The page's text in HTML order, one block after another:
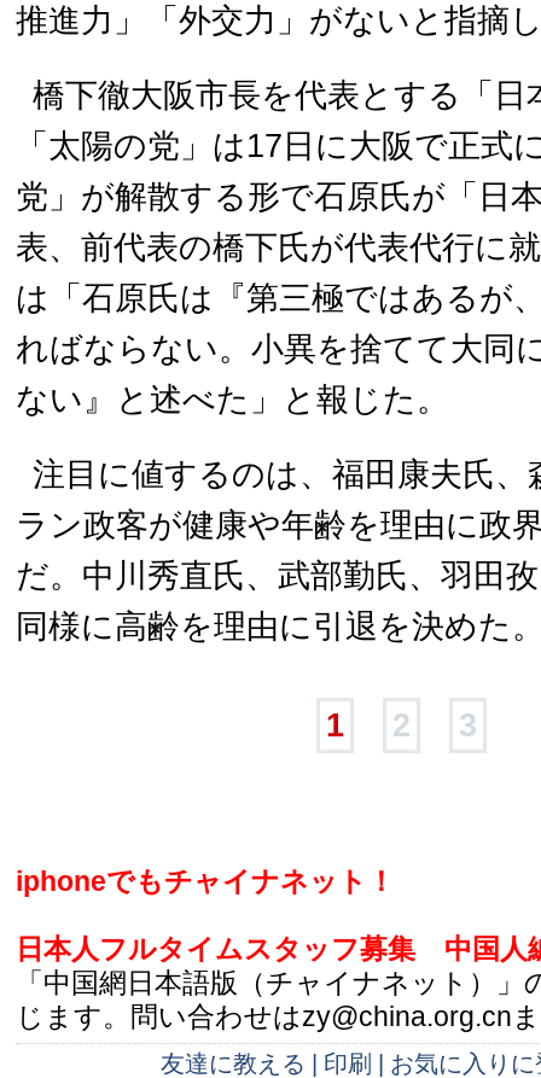
推進力」「外交力」がないと指摘
橋下徹大阪市長を代表とする「日
「太陽の党」は17日に大阪で正式
党」が解散する形で石原氏が「日
表、前代表の橋下氏が代表代行に
は「石原氏は『第三極ではあるが
ればならない。小異を捨てて大同
ない』と述べた」と報じた。
注目に値するのは、福田康夫氏
ラン政客が健康や年齢を理由に政
だ。中川秀直氏、武部勤氏、羽田
同様に高齢を理由に引退を決めた
1 2 3
iphoneでもチャイナネット！
日本人フルタイムスタッフ募集
中国人
「中国網日本語版（チャイナネット）」
じます。問い合わせはzy@china.org.cn
友達に教える 印刷 お気に入りに